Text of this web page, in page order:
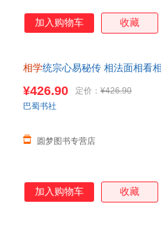
加入购物车 收藏
相学统宗心易秘传 相法面相看
¥426.90 定价： ¥426.90
圆梦图书专营店
巴蜀书社
加入购物车 收藏